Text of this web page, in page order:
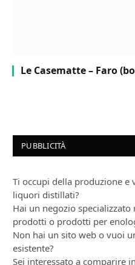
Le Casematte – Faro
PUBBLICITÀ
Ti occupi della produzione e
liquori distillati?
Hai un negozio
prodotti o prodotti per
Non hai un sito web o vuoi
esistente?
Sei interessato a comparire